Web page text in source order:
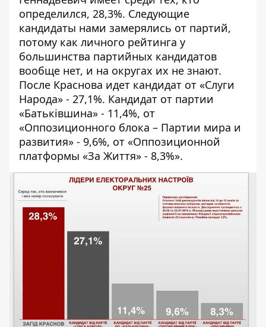
определился, 28,3%. Следующие
кандидаты нами замерялись от партий,
потому как личного рейтинга у
большинства партийных кандидатов
вообще нет, и на округах их не знают.
После Краснова идет кандидат от «Слуги
Народа» - 27,1%. Кандидат от партии
«Батьківшина» - 11,4%, от
«Оппозиционного блока – Партии мира и
развития» - 9,6%, от «Оппозиционной
платформы «За Життя» - 8,3%».